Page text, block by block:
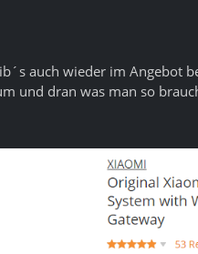
auch wieder im Angebot
und dran was man so